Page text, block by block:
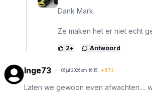
Dank Mark.
Ze maken het er niet echt
2+ Antwoord
Inge73 06 juli 2026 om 16:15 + 573
Laten we gewoon even afwachten....